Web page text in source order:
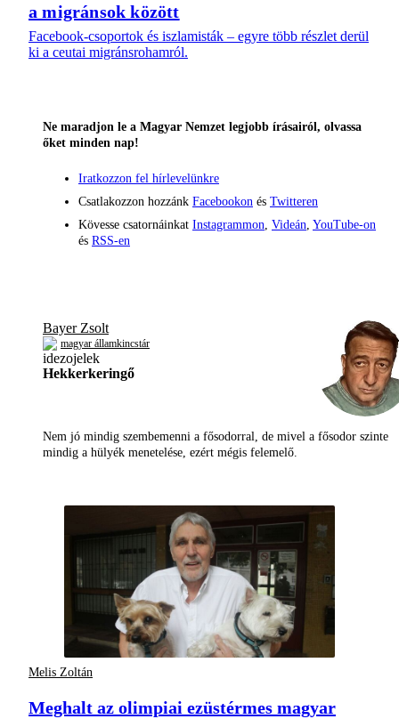
a migránsok között
Facebook-csoportok és iszlamisták – egyre több részlet derül
ki a ceutai migránsrohamról.
Ne maradjon le a Magyar Nemzet legjobb írásairól, olvassa
őket minden nap!
Iratkozzon fel hírlevelünkre
Csatlakozzon hozzánk Facebookon és Twitteren
Kövesse csatornáinkat Instagrammon Videán YouTube-on
és RSS-en
Bayer Zsolt
magyar államkincstár
Hekkerkeringő
Nem jó mindig szembemenni a fősodorral, de mivel a fősodor szinte
mindig a hülyék menetelése, ezért mégis felemelő.
Melis Zoltán
Meghalt az olimpiai ezüstérmes magyar